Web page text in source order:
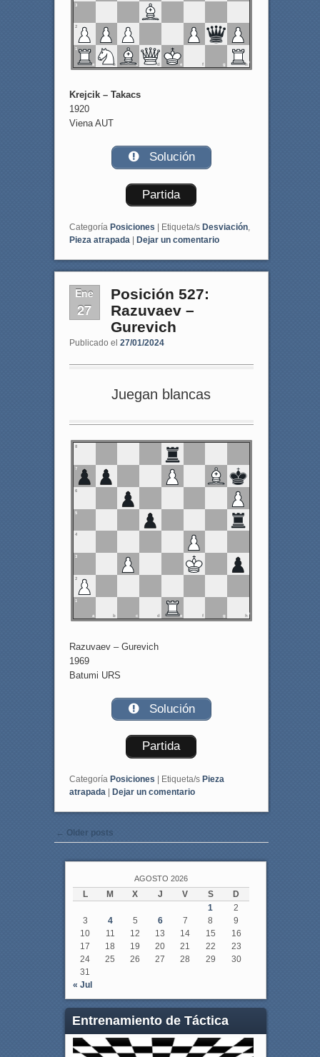
3
2
1
a b c d e f g h
Krejcik – Takacs
1920
Viena AUT
Solución
Partida
Categoría Posiciones Etiqueta/s Desviación,
Pieza atrapada
Dejar un comentario
Ene
27
Posición 527:
Razuvaev –
Gurevich
Publicado el 27/01/2024
Juegan blancas
8
7
6
5
4
3
2
1
a b c d e f g h
Razuvaev – Gurevich
1969
Batumi URS
Solución
Partida
Categoría Posiciones | Etiqueta/s Pieza
atrapada | Dejar un comentario
Post navigation
← Older posts
AGOSTO 2026
L M X J V S
D
1
2
3
4 5 6 7 8
9
10
11 12 13 14 15
16
17
18 19 20 21 22
23
24
25 26 27 28 29
30
31
« Jul
Entrenamiento de Táctica